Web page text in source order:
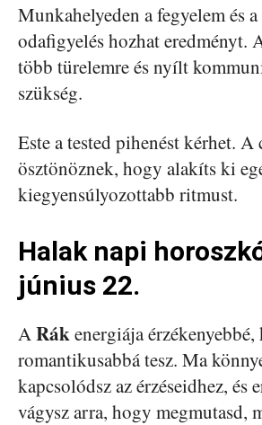
Munkahelyeden a fegyelem és
odafigyelés hozhat eredményt.
több türelemre és nyílt
szükség.
Este a tested pihenést kérhet.
ösztönöznek, hogy alakíts ki
kiegyensúlyozottabb ritmust.
Halak napi
június 22.
ARákenergiája
romantikusabbá tesz. Ma
kapcsolódsz az érzéseidhez, és
vágysz arra, hogy megmutasd,